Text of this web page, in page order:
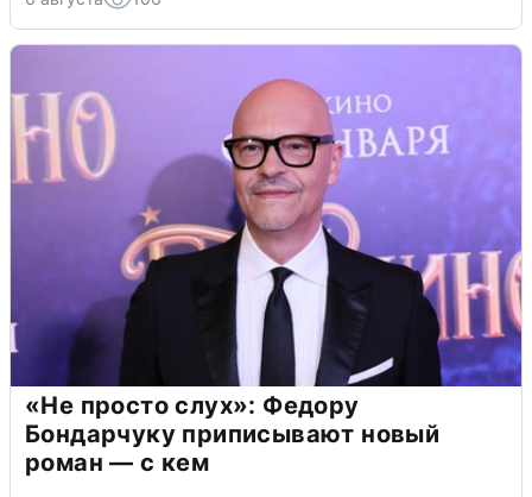
«Не просто слух»: Федору
Бондарчуку приписывают новый
роман — с кем